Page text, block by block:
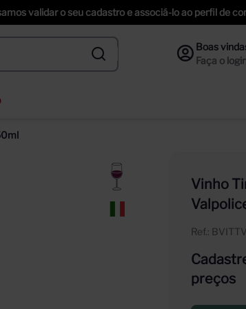
validar o seu cadastro e associá-lo ao perfil de
Vinho
Ref. :
preços